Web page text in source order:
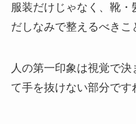
服装だけじゃなく、靴
だしなみで整えるべきこ
人の第一印象は視覚で
て手を抜けない部分です